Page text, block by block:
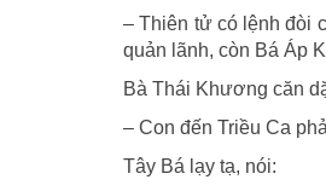
– Thiên tử có lệnh đòi
quản lãnh, còn Bá Áp
Bà Thái Khương căn
– Con đến Triều Ca
Tây Bá lạy tạ, nói: